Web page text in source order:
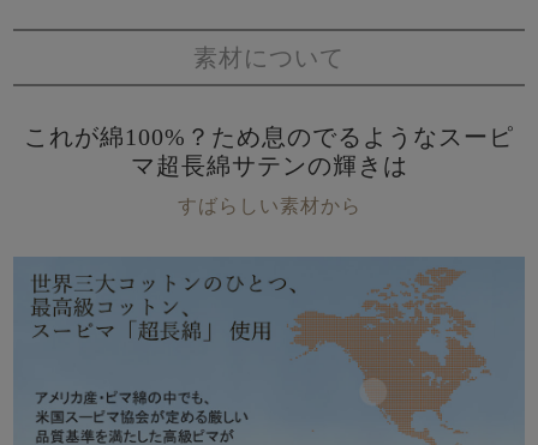
素材について
これが綿100%？ため息のでるようなスーピ
マ超長綿サテンの輝きは
すばらしい素材から